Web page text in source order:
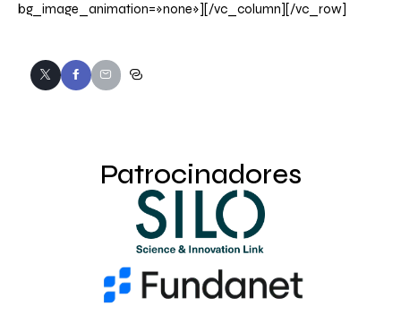
bg_image_animation=»none»][/vc_column][/vc_row]
Patrocinadores